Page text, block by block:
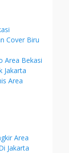
Cover Biru
Area Bekasi
Jakarta
Area
Area
Jakarta